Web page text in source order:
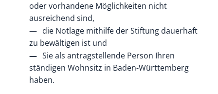
oder vorhandene Möglichkeiten nicht
ausreichend sind,
die Notlage mithilfe der Stiftung dauerhaft
zu bewältigen ist und
Sie als antragstellende Person Ihren
ständigen Wohnsitz in Baden-Württemberg
haben.